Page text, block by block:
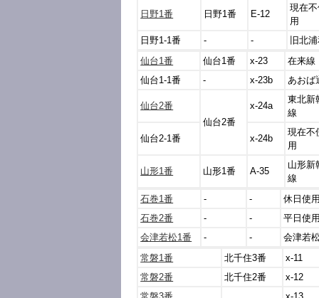
日野1番 日野1番 E-12
現在
用
日野1-1番
- -
旧北
仙台1番
仙台1番 x-23
在来線
仙台1-1番
- x-23b あおば
仙台2番
仙台2番
x-24a
東北新
線
仙台2-1番 x-24b
現在不
用
山形1番 山形1番 A-35
山形新
線
石巻1番
- -
休日使
石巻2番
- -
平日使
会津若松1番
- -
会津若
常磐1番
北千住3番
x-11
常磐2番
北千住2番
x-12